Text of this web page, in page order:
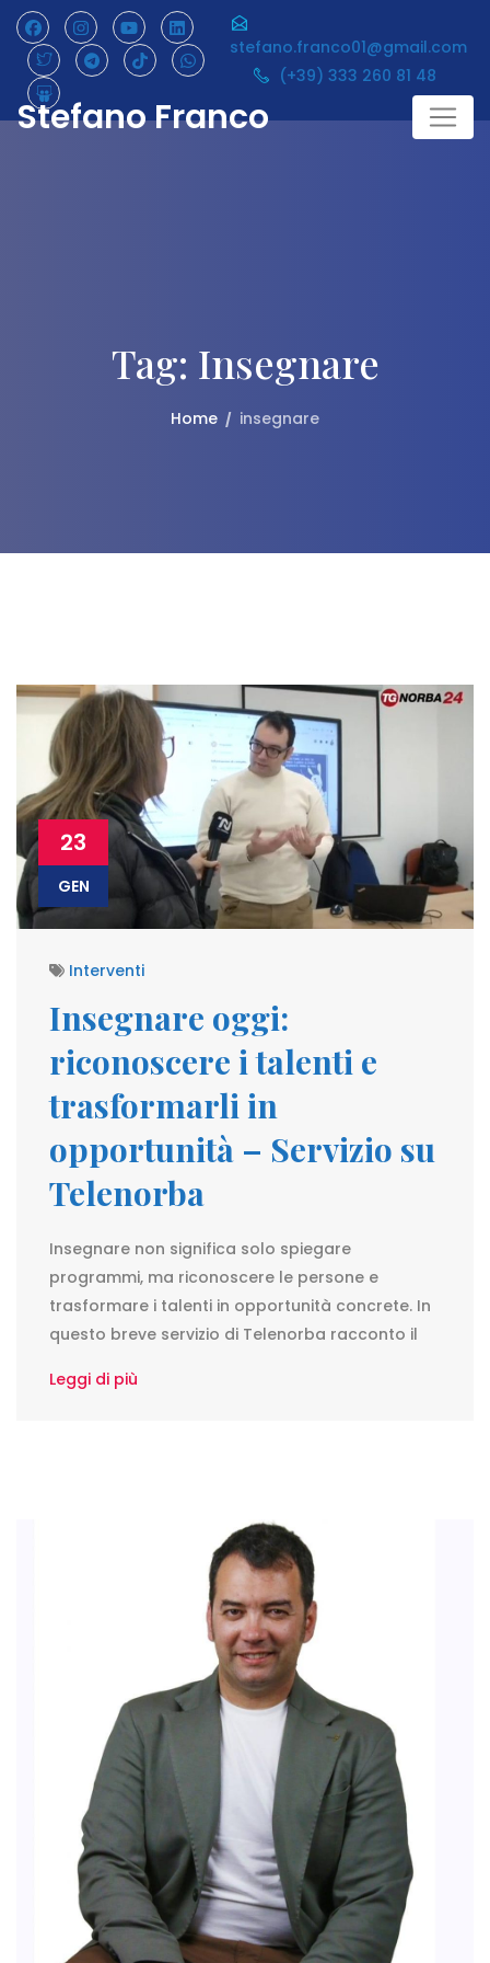
Skip
content
stefano.franco01@gmail.com
(+39) 333 260 81 48
Stefano Franco
Tag: Insegnare
Home insegnare
23
GEN
Interventi
Insegnare oggi:
riconoscere i talenti e
trasformarli in
opportunità – Servizio su
Telenorba
Insegnare non significa solo spiegare
programmi, ma riconoscere le persone e
trasformare i talenti in opportunità concrete. In
questo breve servizio di Telenorba racconto il
Leggi di più